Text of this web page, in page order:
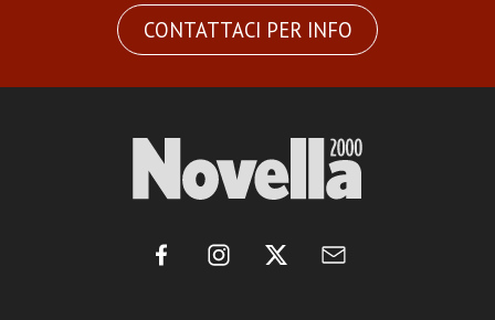
CONTATTACI PER INFO